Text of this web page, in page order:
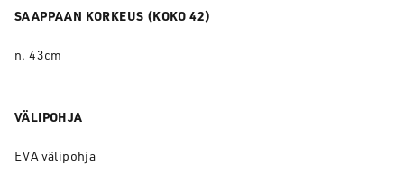
SAAPPAAN KORKEUS (KOKO 42)
n. 43cm
VÄLIPOHJA
EVA välipohja